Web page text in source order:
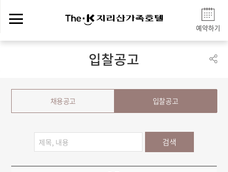
예약하기
입찰공고
채용공고 입찰공고
검색